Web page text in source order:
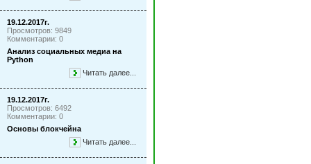
19.12.2017г.
Просмотров: 9849
Комментарии: 0
Анализ социальных медиа на
Python
Читать далее...
19.12.2017г.
Просмотров: 6492
Комментарии: 0
Основы блокчейна
Читать далее...